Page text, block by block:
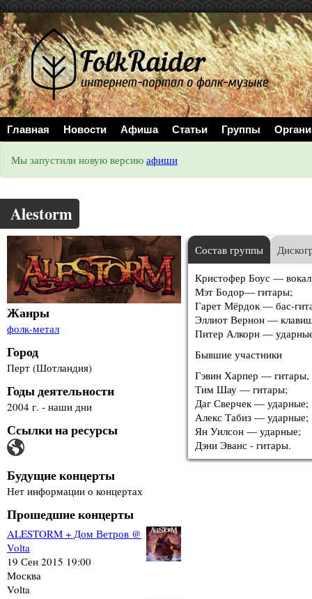
//
Главная Новости Афиша Статьи Группы
Мы запустили новую версию афиши
Alestorm
Жанры
фолк-метал
Город
Перт (Шотландия)
Годы деятельности
2004 г. - наши дни
Ссылки на ресурсы
Будущие концерты
Нет информации о концертах
Прошедшие концерты
ALESTORM + Дом Ветров @
Volta
19 Сен 2015 19:00
Москва
Volta
Состав группы
Кристофер Боус —
Мэт Бодор— гитары;
Гарет Мёрдок — бас-
Эллиот Вернон —
Питер Алкорн —
Бывшие участники
Гэвин Харпер — гитары,
Тим Шау — гитары;
Даг Сверчек — ударные;
Алекс Табиз — ударные;
Ян Уилсон — ударные;
Дэни Эванс - гитары.